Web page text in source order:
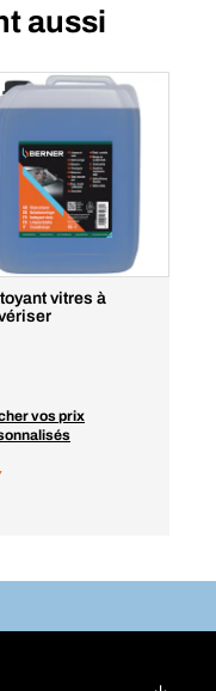
aussi
vitres à
vos prix